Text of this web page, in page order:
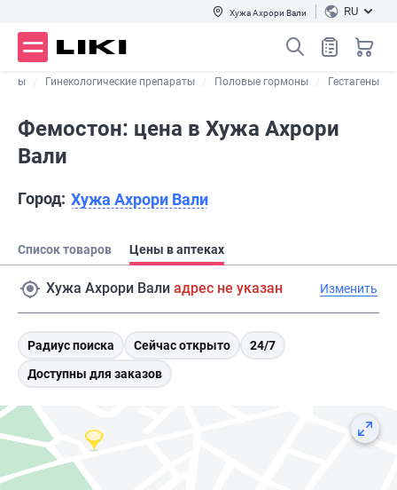
Хужа Ахрори Вали RU
Гинекологические препараты Половые гормоны Гестагены
Фемостон: цена в Хужа Ахрори
Вали
Город: Хужа Ахрори Вали
Список товаров Цены в аптеках
Хужа Ахрори Вали адрес не указан Изменить
Радиус поиска Сейчас открыто
24/7
Доступны для заказов